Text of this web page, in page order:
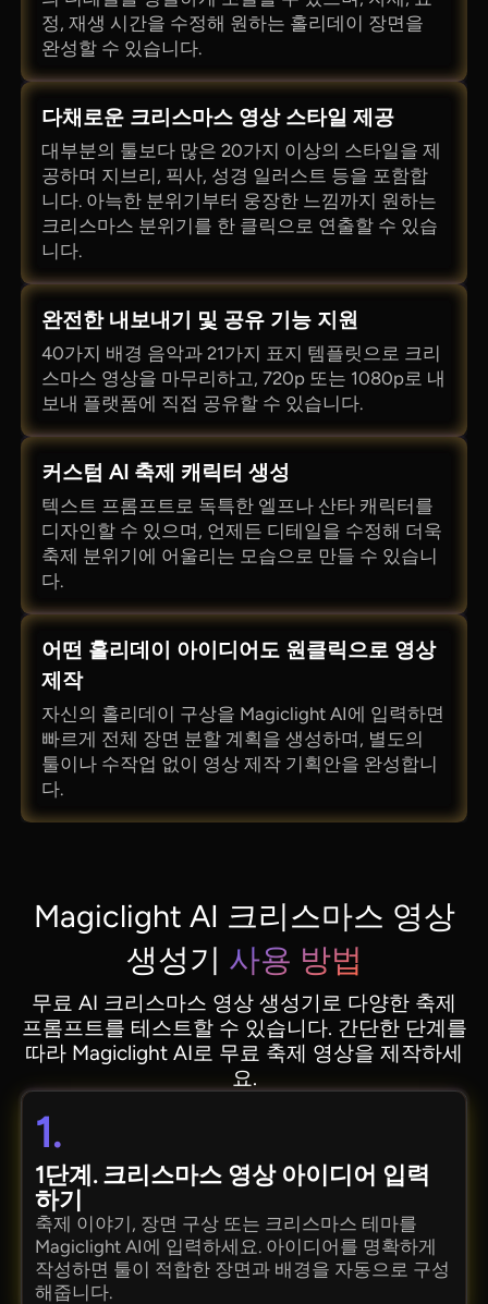
정, 재생 시간을 수정해 원하는 홀리데이 장면을
완성할 수 있습니다.
다채로운 크리스마스 영상 스타일 제공
대부분의 툴보다 많은 20가지 이상의 스타일을 제
공하며 지브리, 픽사, 성경 일러스트 등을 포함합
니다. 아늑한 분위기부터 웅장한 느낌까지 원하는
크리스마스 분위기를 한 클릭으로 연출할 수 있습
니다.
완전한 내보내기 및 공유 기능 지원
40가지 배경 음악과 21가지 표지 템플릿으로 크리
스마스 영상을 마무리하고, 720p 또는 1080p로 내
보내 플랫폼에 직접 공유할 수 있습니다.
커스텀 AI 축제 캐릭터 생성
텍스트 프롬프트로 독특한 엘프나 산타 캐릭터를
디자인할 수 있으며, 언제든 디테일을 수정해 더욱
축제 분위기에 어울리는 모습으로 만들 수 있습니
다.
어떤 홀리데이 아이디어도 원클릭으로 영상
제작
자신의 홀리데이 구상을 Magiclight AI에 입력하면
빠르게 전체 장면 분할 계획을 생성하며, 별도의
툴이나 수작업 없이 영상 제작 기획안을 완성합니
다.
Magiclight AI 크리스마스 영상
생성기 사용 방법
무료 AI 크리스마스 영상 생성기로 다양한 축제
프롬프트를 테스트할 수 있습니다. 간단한 단계를
따라 Magiclight AI로 무료 축제 영상을 제작하세
요.
1.
1단계. 크리스마스 영상 아이디어 입력
하기
축제 이야기, 장면 구상 또는 크리스마스 테마를
Magiclight AI에 입력하세요. 아이디어를 명확하게
작성하면 툴이 적합한 장면과 배경을 자동으로 구성
해줍니다.